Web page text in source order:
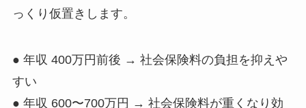
っくり仮置きします。
● 年収 400万円前後 → 社会保険料の負担を抑えや
すい
● 年収 600〜700万円 → 社会保険料が重くなり効